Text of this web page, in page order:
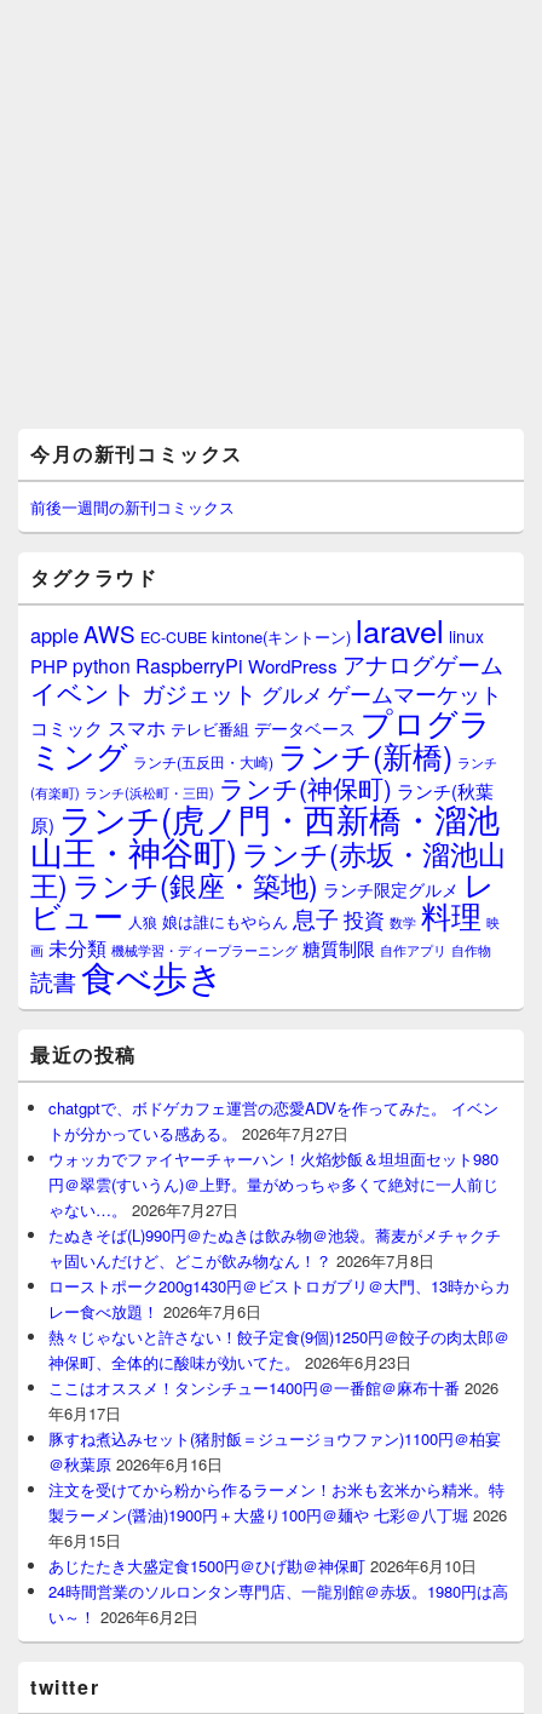
イ
ン
サ
イ
ウ
ィ
ジ
ェ
ア
今月の新刊コミックス
前後一週間の新刊コミックス
タグクラウド
appleAWS EC-CUBE kintone(キントーン) laravel linux
PHPpython RaspberryPi WordPress アナログゲーム
イベント ガジェット グルメ ゲームマーケット
コミック スマホ テレビ番組 データベース プログラ
ミング ランチ(五反田・大崎) ランチ(新橋) ランチ
(有楽町) ランチ(浜松町・三田) ランチ(神保町) ランチ(秋葉
原) ランチ(虎ノ門・西新橋・溜池
山王・神谷町) ランチ(赤坂・溜池山
王) ランチ(銀座・築地) ランチ限定グルメ レ
ビュー 人狼 娘は誰にもやらん 息子 投資 数学 料理 映
画 未分類 機械学習・ディープラーニング 糖質制限 自作アプリ 自作物
読書食べ歩き
最近の投稿
chatgptで、ボドゲカフェ運営の恋愛ADVを作ってみた。 イベン
トが分かっている感ある。
2026年7月27日
ウォッカでファイヤーチャーハン！火焰炒飯＆坦坦面セット980
円＠翠雲(すいうん)＠上野。量がめっちゃ多くて絶対に一人前じ
ゃない…。
2026年7月27日
たぬきそば(L)990円＠たぬきは飲み物＠池袋。蕎麦がメチャクチ
ャ固いんだけど、どこが飲み物なん！？ 2026年7月8日
ローストポーク200g1430円＠ビストロガブリ＠大門、13時からカ
レー食べ放題！ 2026年7月6日
熱々じゃないと許さない！餃子定食(9個)1250円＠餃子の肉太郎＠
神保町、全体的に酸味が効いてた。
2026年6月23日
ここはオススメ！タンシチュー1400円＠一番館＠麻布十番 2026
年6月17日
豚すね煮込みセット(猪肘飯＝ジュージョウファン)1100円＠柏宴
＠秋葉原 2026年6月16日
注文を受けてから粉から作るラーメン！お米も玄米から精米。特
製ラーメン(醤油)1900円＋大盛り100円＠麺や 七彩＠八丁堀 2026
年6月15日
あじたたき大盛定食1500円＠ひげ勘＠神保町 2026年6月10日
24時間営業のソルロンタン専門店、一龍別館＠赤坂。1980円は高
い～！ 2026年6月2日
twitter